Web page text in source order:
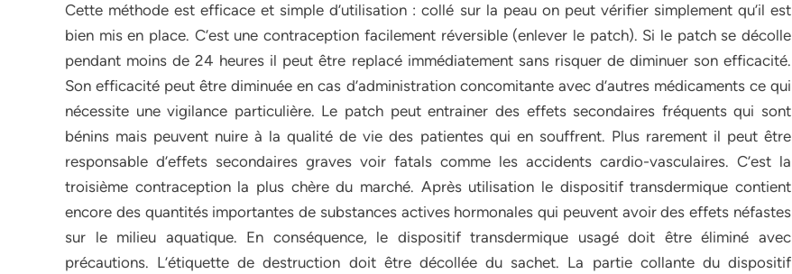
Cette méthode est efficace et simple d’utilisation : collé sur la peau on peut vérifier simplement qu’il est
bien mis en place. C’est une contraception facilement réversible (enlever le patch). Si le patch se décolle
pendant moins de 24 heures il peut être replacé immédiatement sans risquer de diminuer son efficacité.
Son efficacité peut être diminuée en cas d’administration concomitante avec d’autres médicaments ce qui
nécessite une vigilance particulière. Le patch peut entrainer des effets secondaires fréquents qui sont
bénins mais peuvent nuire à la qualité de vie des patientes qui en souffrent. Plus rarement il peut être
responsable d’effets secondaires graves voir fatals comme les accidents cardio-vasculaires. C’est la
troisième contraception la plus chère du marché. Après utilisation le dispositif transdermique contient
encore des quantités importantes de substances actives hormonales qui peuvent avoir des effets néfastes
sur le milieu aquatique. En conséquence, le dispositif transdermique usagé doit être éliminé avec
précautions. L’étiquette de destruction doit être décollée du sachet. La partie collante du dispositif